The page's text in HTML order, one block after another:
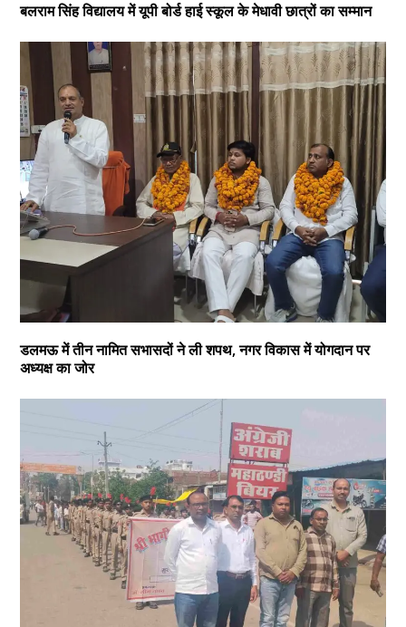
बलराम सिंह विद्यालय में यूपी बोर्ड हाई स्कूल के मेधावी छात्रों का सम्मान
डलमऊ में तीन नामित सभासदों ने ली शपथ, नगर विकास में योगदान पर
अध्यक्ष का जोर